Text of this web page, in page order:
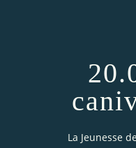
La Jeunesse